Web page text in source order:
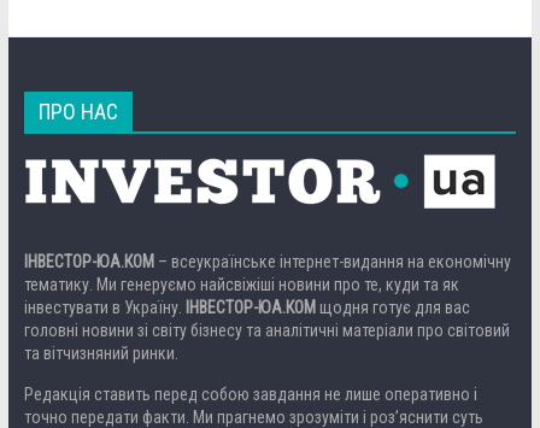
ПРО НАС
ІНВЕСТОР-ЮА.КОМ – всеукраїнське інтернет-видання на економічну
тематику. Ми генеруємо найсвіжіші новини про те, куди та як
інвестувати в Україну.
ІНВЕСТОР-ЮА.КОМ щодня готує для вас
головні новини зі світу бізнесу та аналітичні матеріали про світовий
та вітчизняний ринки.
Редакція ставить перед собою завдання не лише оперативно і
точно передати факти. Ми прагнемо зрозуміти і роз’яснити суть